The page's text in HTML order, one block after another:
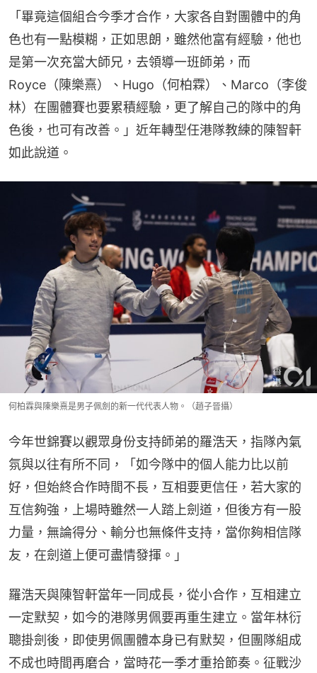
「畢竟這個組合今季才合作，大家各自對團體中的角
色也有一點模糊，正如思朗，雖然他富有經驗，他也
是第一次充當大師兄，去領導一班師弟，而
Royce（陳樂熹）、Hugo（何柏霖）、Marco（李俊
林）在團體賽也要累積經驗，更了解自己的隊中的角
色後，也可有改善。」近年轉型任港隊教練的陳智軒
如此說道。
何柏霖與陳樂熹是男子佩劍的新一代代表人物。（趙子晉攝）
今年世錦賽以觀眾身份支持師弟的羅浩天，指隊內氣
氛與以往有所不同，「如今隊中的個人能力比以前
好，但始終合作時間不長，互相要更信任，若大家的
互信夠強，上場時雖然一人踏上劍道，但後方有一股
力量，無論得分、輸分也無條件支持，當你夠相信隊
友，在劍道上便可盡情發揮。」
羅浩天與陳智軒當年一同成長，從小合作，互相建立
一定默契，如今的港隊男佩要再重生建立。當年林衍
聰掛劍後，即使男佩團體本身已有默契，但團隊組成
不成也時間再磨合，當時花一季才重拾節奏。征戰沙